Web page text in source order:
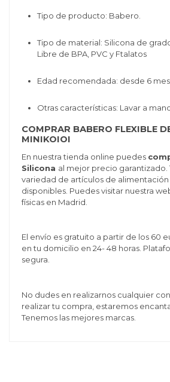
Tipo de producto: Babero.
Tipo de material: Silicona de
Libre de BPA, PVC y Ftalatos
Edad recomendada: desde 6
Otras características: Lavar a
COMPRAR BABERO FLEXIBLE
MINIKOIOI
En nuestra tienda online puedes
Silicona al mejor precio garantizado.
variedad de artículos de alimentación
disponibles. Puedes visitar nuestra
físicas en Madrid.
El envío es gratuito a partir de los 60
en tu domicilio en 24- 48 horas.
segura.
No dudes en realizarnos cualquier
realizar tu compra, estaremos
Tenemos las mejores marcas.